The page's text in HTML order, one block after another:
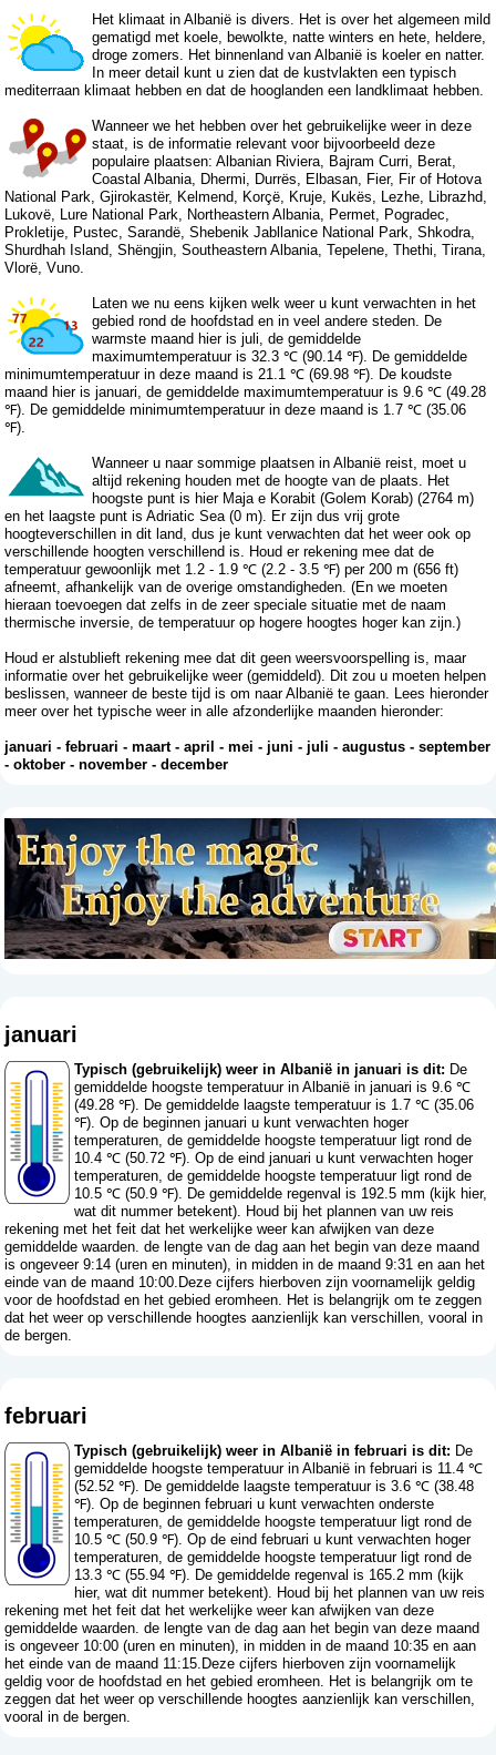
Het klimaat in Albanië is divers. Het is over het algemeen mild
gematigd met koele, bewolkte, natte winters en hete, heldere,
droge zomers. Het binnenland van Albanië is koeler en natter.
In meer detail kunt u zien dat de kustvlakten een typisch
mediterraan klimaat hebben en dat de hooglanden een landklimaat hebben.
Wanneer we het hebben over het gebruikelijke weer in deze
staat, is de informatie relevant voor bijvoorbeeld deze
populaire plaatsen: Albanian Riviera, Bajram Curri, Berat,
Coastal Albania, Dhermi, Durrës, Elbasan, Fier, Fir of Hotova
National Park, Gjirokastër, Kelmend, Korçë, Kruje, Kukës, Lezhe, Librazhd,
Lukovë, Lure National Park, Northeastern Albania, Permet, Pogradec,
Prokletije, Pustec, Sarandë, Shebenik Jabllanice National Park, Shkodra,
Shurdhah Island, Shëngjin, Southeastern Albania, Tepelene, Thethi, Tirana,
Vlorë, Vuno.
Laten we nu eens kijken welk weer u kunt verwachten in het
gebied rond de hoofdstad en in veel andere steden. De
warmste maand hier is juli, de gemiddelde
maximumtemperatuur is 32.3 ℃ (90.14 ℉). De gemiddelde
minimumtemperatuur in deze maand is 21.1 ℃ (69.98 ℉). De koudste
maand hier is januari, de gemiddelde maximumtemperatuur is 9.6 ℃ (49.28
℉). De gemiddelde minimumtemperatuur in deze maand is 1.7 ℃ (35.06
℉).
Wanneer u naar sommige plaatsen in Albanië reist, moet u
altijd rekening houden met de hoogte van de plaats. Het
hoogste punt is hier Maja e Korabit (Golem Korab) (2764 m)
en het laagste punt is Adriatic Sea (0 m). Er zijn dus vrij grote
hoogteverschillen in dit land, dus je kunt verwachten dat het weer ook op
verschillende hoogten verschillend is. Houd er rekening mee dat de
temperatuur gewoonlijk met 1.2 - 1.9 ℃ (2.2 - 3.5 ℉) per 200 m (656 ft)
afneemt, afhankelijk van de overige omstandigheden. (En we moeten
hieraan toevoegen dat zelfs in de zeer speciale situatie met de naam
thermische inversie, de temperatuur op hogere hoogtes hoger kan zijn.)
Houd er alstublieft rekening mee dat dit geen weersvoorspelling is, maar
informatie over het gebruikelijke weer (gemiddeld). Dit zou u moeten helpen
beslissen, wanneer de beste tijd is om naar Albanië te gaan. Lees hieronder
meer over het typische weer in alle afzonderlijke maanden hieronder:
januari -februari -maart-april -mei - juni - juli -augustus -september
-oktober -november -december
januari
Typisch (gebruikelijk) weer in Albanië in januari is dit: De
gemiddelde hoogste temperatuur in Albanië in januari is 9.6 ℃
(49.28 ℉). De gemiddelde laagste temperatuur is 1.7 ℃ (35.06
℉). Op de beginnen januari u kunt verwachten hoger
temperaturen, de gemiddelde hoogste temperatuur ligt rond de
10.4 ℃ (50.72 ℉). Op de eind januari u kunt verwachten hoger
temperaturen, de gemiddelde hoogste temperatuur ligt rond de
10.5 ℃ (50.9 ℉). De gemiddelde regenval is 192.5 mm (kijk hier,
wat dit nummer betekent). Houd bij het plannen van uw reis
rekening met het feit dat het werkelijke weer kan afwijken van deze
gemiddelde waarden. de lengte van de dag aan het begin van deze maand
is ongeveer 9:14 (uren en minuten), in midden in de maand 9:31 en aan het
einde van de maand 10:00.Deze cijfers hierboven zijn voornamelijk geldig
voor de hoofdstad en het gebied eromheen. Het is belangrijk om te zeggen
dat het weer op verschillende hoogtes aanzienlijk kan verschillen, vooral in
de bergen.
februari
Typisch (gebruikelijk) weer in Albanië in februari is dit: De
gemiddelde hoogste temperatuur in Albanië in februari is 11.4 ℃
(52.52 ℉). De gemiddelde laagste temperatuur is 3.6 ℃ (38.48
℉). Op de beginnen februari u kunt verwachten onderste
temperaturen, de gemiddelde hoogste temperatuur ligt rond de
10.5 ℃ (50.9 ℉). Op de eind februari u kunt verwachten hoger
temperaturen, de gemiddelde hoogste temperatuur ligt rond de
13.3 ℃ (55.94 ℉). De gemiddelde regenval is 165.2 mm (kijk
hier, wat dit nummer betekent). Houd bij het plannen van uw reis
rekening met het feit dat het werkelijke weer kan afwijken van deze
gemiddelde waarden. de lengte van de dag aan het begin van deze maand
is ongeveer 10:00 (uren en minuten), in midden in de maand 10:35 en aan
het einde van de maand 11:15.Deze cijfers hierboven zijn voornamelijk
geldig voor de hoofdstad en het gebied eromheen. Het is belangrijk om te
zeggen dat het weer op verschillende hoogtes aanzienlijk kan verschillen,
vooral in de bergen.